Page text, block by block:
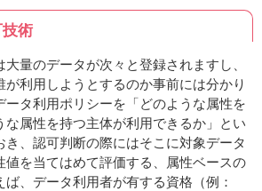
術
量のデータが次々と登録されますし、
利用しようとするのか事前には分かり
ータ利用ポリシーを「どのような属性を
な属性を持つ主体が利用できるか」とい
き、認可判断の際にはそこに対象データ
値を当てはめて評価する、属性ベースの
、データ利用者が有する資格（例：